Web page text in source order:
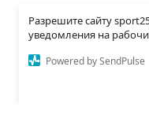
Разрешите сайту
уведомления на
Powered by SendPulse